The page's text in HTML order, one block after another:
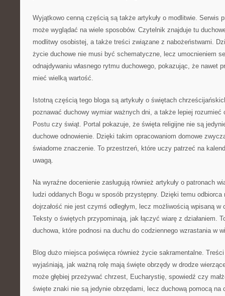
Wyjątkowo cenną częścią są także artykuły o modlitwie. Serwis
może wyglądać na wiele sposobów. Czytelnik znajduje tu
modlitwy osobistej, a także treści związane z nabożeństwami.
życie duchowe nie musi być schematyczne, lecz umocnieniem
odnajdywaniu własnego rytmu duchowego, pokazując, że nawet
mieć wielką wartość.
Istotną częścią tego bloga są artykuły o świętach
poznawać duchowy wymiar ważnych dni, a także lepiej rozumieć
Postu czy świąt. Portal pokazuje, że święta religijne nie są
duchowe odnowienie. Dzięki takim opracowaniom domowe
świadome znaczenie. To przestrzeń, które uczy patrzeć na
uwagą.
Na wyraźne docenienie zasługują również artykuły o patronach
ludzi oddanych Bogu w sposób przystępny. Dzięki temu
dojrzałość nie jest czymś odległym, lecz możliwością wpisaną w
Teksty o świętych przypominają, jak łączyć wiarę z działaniem.
duchowa, które podnosi na duchu do codziennego wzrastania w
Blog dużo miejsca poświęca również życie sakramentalne.
wyjaśniają, jak ważną rolę mają święte obrzędy w drodze
może głębiej przeżywać chrzest, Eucharystię, spowiedź czy
święte znaki nie są jedynie obrzędami, lecz duchową pomocą na